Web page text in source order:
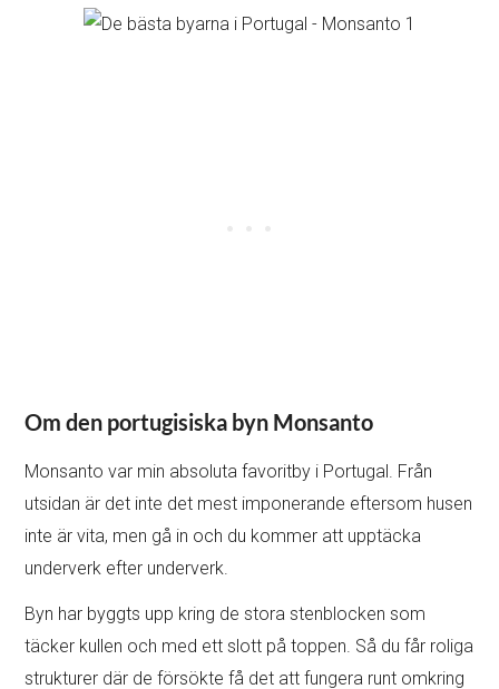
Om den portugisiska byn Monsanto
Monsanto var min absoluta favoritby i Portugal. Från
utsidan är det inte det mest imponerande eftersom husen
inte är vita, men gå in och du kommer att upptäcka
underverk efter underverk.
Byn har byggts upp kring de stora stenblocken som
täcker kullen och med ett slott på toppen. Så du får roliga
strukturer där de försökte få det att fungera runt omkring